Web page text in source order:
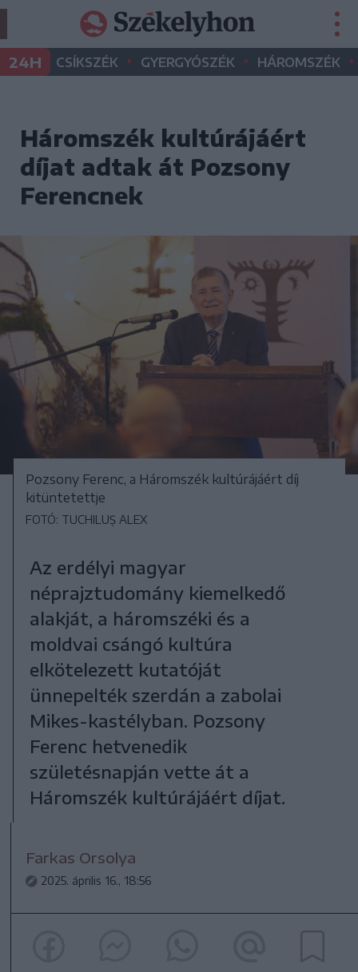
24H CSÍKSZÉK • GYERGYÓSZÉK • HÁROMSZÉK •
Háromszék kultúrájáért
díjat adtak át Pozsony
Ferencnek
Pozsony Ferenc, a Háromszék kultúrájáért díj
kitüntetettje
FOTÓ: TUCHILUȘ ALEX
Az erdélyi magyar
néprajztudomány kiemelkedő
alakját, a háromszéki és a
moldvai csángó kultúra
elkötelezett kutatóját
ünnepelték szerdán a zabolai
Mikes-kastélyban. Pozsony
Ferenc hetvenedik
születésnapján vette át a
Háromszék kultúrájáért díjat.
Farkas Orsolya
2025. április 16., 18:56